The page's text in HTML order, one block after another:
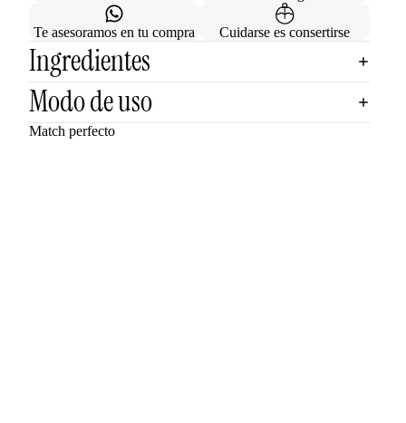
Te asesoramos en tu compra Cuidarse es consertirse
Ingredientes
Modo de uso
Match perfecto